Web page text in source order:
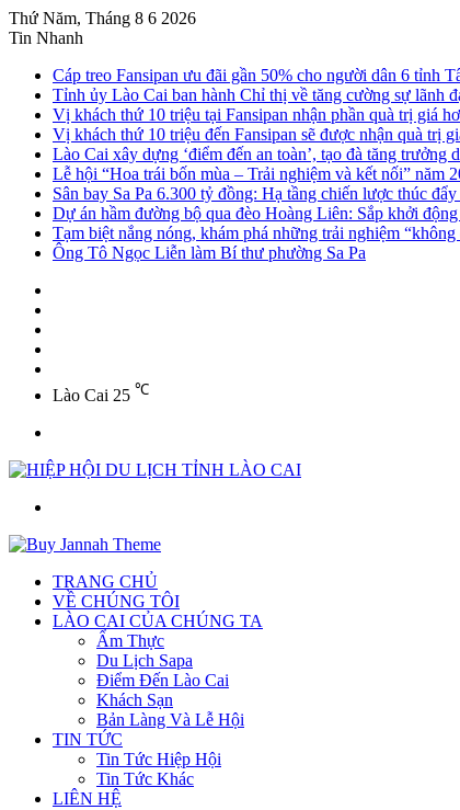
Thứ Năm, Tháng 8 6 2026
Tin Nhanh
Cáp treo Fansipan ưu đãi gần 50% cho người dân 6 tỉnh
Tỉnh ủy Lào Cai ban hành Chỉ thị về tăng cường sự lãnh
Vị khách thứ 10 triệu tại Fansipan nhận phần quà trị giá
Vị khách thứ 10 triệu đến Fansipan sẽ được nhận quà trị
Lào Cai xây dựng ‘điểm đến an toàn’, tạo đà tăng trưởng
Lễ hội “Hoa trái bốn mùa – Trải nghiệm và kết nối” năm
Sân bay Sa Pa 6.300 tỷ đồng: Hạ tầng chiến lược thúc
Dự án hầm đường bộ qua đèo Hoàng Liên: Sắp khởi
Tạm biệt nắng nóng, khám phá những trải nghiệm “không
Ông Tô Ngọc Liễn làm Bí thư phường Sa Pa
Lào Cai 25 ℃
TRANG CHỦ
VỀ CHÚNG TÔI
LÀO CAI CỦA CHÚNG TA
Ẩm Thực
Du Lịch Sapa
Điểm Đến Lào Cai
Khách Sạn
Bản Làng Và Lễ Hội
TIN TỨC
Tin Tức Hiệp Hội
Tin Tức Khác
LIÊN HỆ